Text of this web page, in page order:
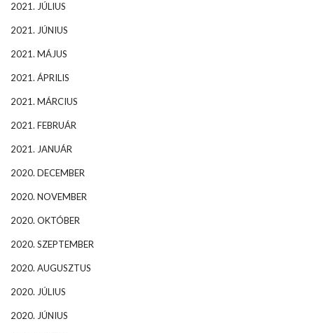
2021. JÚLIUS
2021. JÚNIUS
2021. MÁJUS
2021. ÁPRILIS
2021. MÁRCIUS
2021. FEBRUÁR
2021. JANUÁR
2020. DECEMBER
2020. NOVEMBER
2020. OKTÓBER
2020. SZEPTEMBER
2020. AUGUSZTUS
2020. JÚLIUS
2020. JÚNIUS